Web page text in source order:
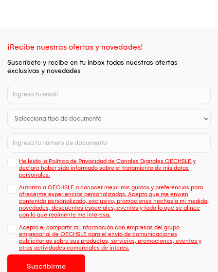
¡Recibe nuestras ofertas y novedades!
Suscríbete y recibe en tu inbox todas nuestras ofertas
exclusivas y novedades
He leído la Política de Privacidad de Canales Digitales OECHSLE y
declaro haber sido informado sobre el tratamiento de mis datos
personales.
Autorizo a OECHSLE a conocer mejor mis gustos y preferencias para
ofrecerme experiencias personalizadas. Acepto que me envien
contenido personalizado, exclusivo, promociones hechas a mi medida,
novedades, descuentos especiales, eventos y todo lo que se alinee
con lo que realmente me interesa.
Acepto el compartir mi información con empresas del grupo
empresarial de OECHSLE para el envío de comunicaciones
publicitarias sobre sus productos, servicios, promociones, eventos y
otras actividades comerciales de interés.
Suscribirme